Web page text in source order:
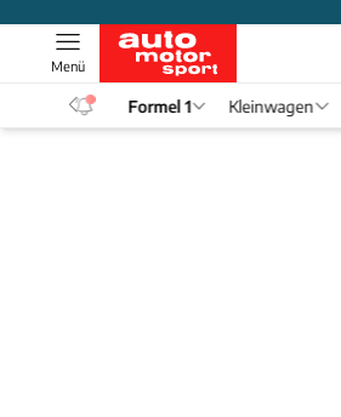
Menü
Formel 1 Kleinwagen